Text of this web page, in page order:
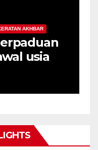
AKHBAR
usia